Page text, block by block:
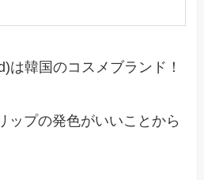
は韓国のコスメブランド！
ップの発色がいいことから